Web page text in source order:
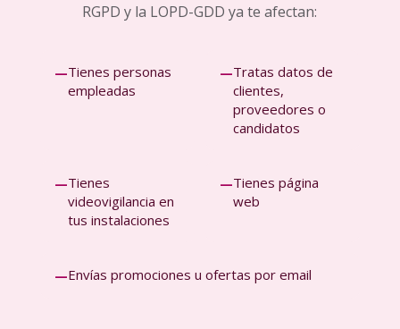
RGPD y la LOPD-GDD ya te afectan:
—Tienes personas
empleadas
—Tratas datos de
clientes,
proveedores o
candidatos
—Tienes
videovigilancia en
tus instalaciones
—Tienes página
web
—Envías promociones u ofertas por email